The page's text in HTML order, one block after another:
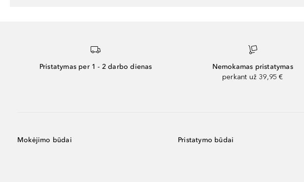
Pristatymas per 1 - 2 darbo dienas
Nemokamas pristatymas
perkant už 39,95 €
Mokėjimo būdai Pristatymo būdai